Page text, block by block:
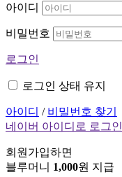
아이디
비밀번호
로그인
로그인 상태 유지
아이디 / 비밀번호 찾기
네이버 아이디로 로그인
회원가입하면
블루머니 1,000원 지급